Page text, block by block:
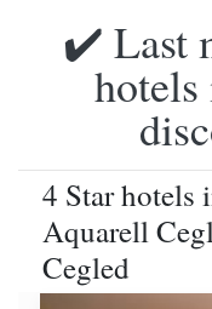
✔️ Last
4 Star hotels
Aquarell
Cegled